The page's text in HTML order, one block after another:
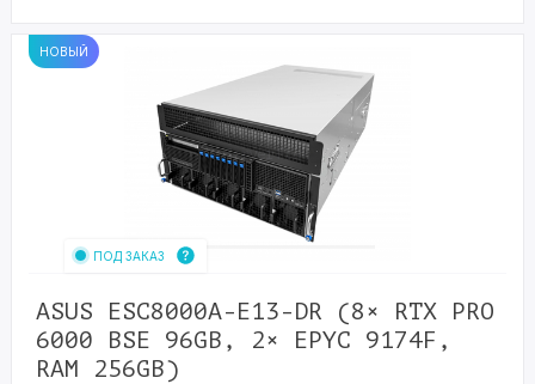
НОВЫЙ
ПОД ЗАКАЗ
ASUS ESC8000A-E13-DR (8× RTX PRO
6000 BSE 96GB, 2× EPYC 9174F,
RAM 256GB)